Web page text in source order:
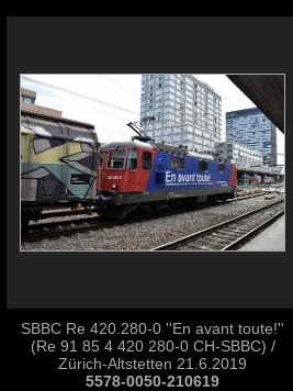
SBBC Re 420.280-0 ''En avant toute!''
(Re 91 85 4 420 280-0 CH-SBBC) /
Zürich-Altstetten 21.6.2019
5578-0050-210619